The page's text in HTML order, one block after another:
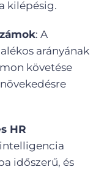
kilépésig.
: A
arányának
követése
HR
intelligencia
időszerű, és